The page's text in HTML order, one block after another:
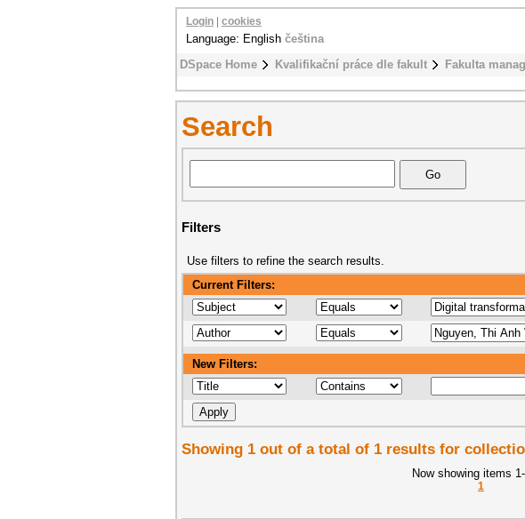
DSpace Home Kvalifikační práce dle fakult Fakulta
Login cookies
Language: English čeština
Search
Filters
Use filters to refine the search results.
Current Filters:
New Filters:
Showing 1 out of a total of 1 results for
Now showing items
1